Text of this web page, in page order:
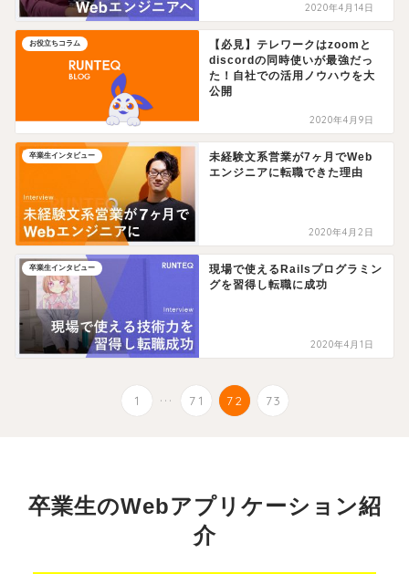
2020年4月14日
お役立ちコラム
【必見】テレワークはzoomと
discordの同時使いが最強だっ
た！自社での活用ノウハウを大
公開
2020年4月9日
卒業生インタビュー
未経験文系営業が7ヶ月でWeb
エンジニアに転職できた理由
2020年4月2日
卒業生インタビュー
現場で使えるRailsプログラミン
グを習得し転職に成功
2020年4月1日
1 ... 71 72 73
卒業生のWebアプリケーション紹
介